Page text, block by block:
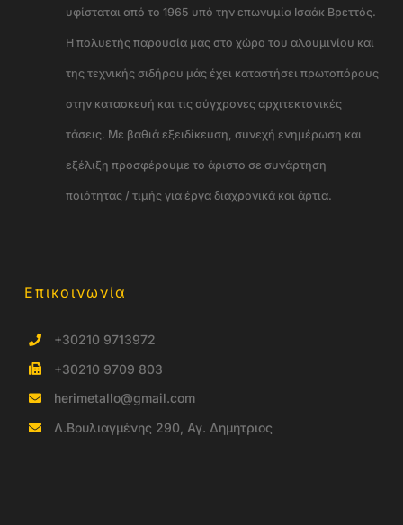
υφίσταται από το 1965 υπό την επωνυμία Ισαάκ Βρεττός.
Η πολυετής παρουσία μας στο χώρο του αλουμινίου και
της τεχνικής σιδήρου μάς έχει καταστήσει πρωτοπόρους
στην κατασκευή και τις σύγχρονες αρχιτεκτονικές
τάσεις. Με βαθιά εξειδίκευση, συνεχή ενημέρωση και
εξέλιξη προσφέρουμε το άριστο σε συνάρτηση
ποιότητας / τιμής για έργα διαχρονικά και άρτια.
Επικοινωνία
+30210 9713972
+30210 9709 803
herimetallo@gmail.com
Λ.Βουλιαγμένης 290, Αγ. Δημήτριος